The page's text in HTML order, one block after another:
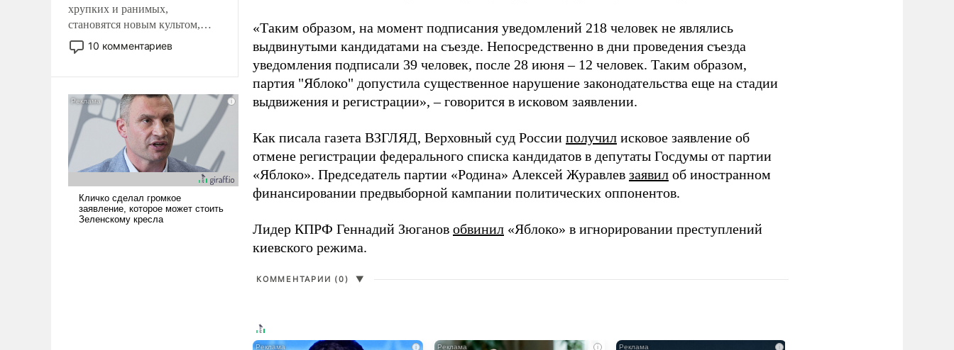
хрупких и ранимых,
становятся новым культом,
постепенно вытесняя и
отменяя традиционное
ударами судьбы, брать на себя
ответственность, помогать
слабым, идти вперед и
адаптироваться.
10 комментариев
«Таким образом, на момент подписания уведомлений 218 человек не являлись
выдвинутыми кандидатами на съезде. Непосредственно в дни проведения съезда
уведомления подписали 39 человек, после 28 июня – 12 человек. Таким образом,
партия "Яблоко" допустила существенное нарушение законодательства еще на стадии
выдвижения и регистрации», – говорится в исковом заявлении.
Как писала газета ВЗГЛЯД, Верховный суд России получил исковое заявление об
отмене регистрации федерального списка кандидатов в депутаты Госдумы от партии
«Яблоко». Председатель партии «Родина» Алексей Журавлев заявил об иностранном
финансировании предвыборной кампании политических оппонентов.
Лидер КПРФ Геннадий Зюганов обвинил «Яблоко» в игнорировании преступлений
киевского режима.
КОММЕНТАРИИ (0) ▼
i i i